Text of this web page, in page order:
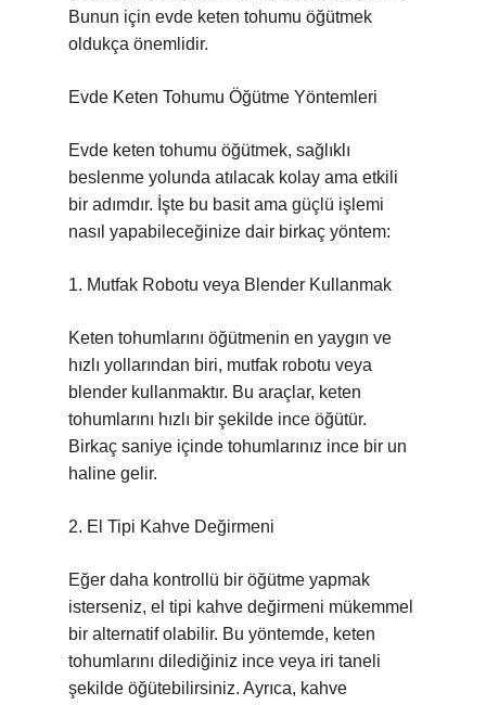
Bunun için evde keten tohumu öğütmek
oldukça önemlidir.
Evde Keten Tohumu Öğütme Yöntemleri
Evde keten tohumu öğütmek, sağlıklı
beslenme yolunda atılacak kolay ama etkili
bir adımdır. İşte bu basit ama güçlü işlemi
nasıl yapabileceğinize dair birkaç yöntem:
1. Mutfak Robotu veya Blender Kullanmak
Keten tohumlarını öğütmenin en yaygın ve
hızlı yollarından biri, mutfak robotu veya
blender kullanmaktır. Bu araçlar, keten
tohumlarını hızlı bir şekilde ince öğütür.
Birkaç saniye içinde tohumlarınız ince bir un
haline gelir.
2. El Tipi Kahve Değirmeni
Eğer daha kontrollü bir öğütme yapmak
isterseniz, el tipi kahve değirmeni mükemmel
bir alternatif olabilir. Bu yöntemde, keten
tohumlarını dilediğiniz ince veya iri taneli
şekilde öğütebilirsiniz. Ayrıca, kahve